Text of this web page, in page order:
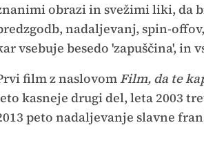
obrazi in svežimi liki, da
nadaljevanj, spin-
vsebuje besedo 'zapuščina', in
film z naslovomFilm, da te
kasneje drugi del, leta 2003
peto nadaljevanje slavne